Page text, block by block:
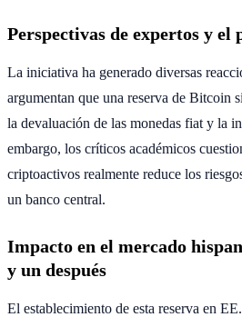
Perspectivas de expertos y
La iniciativa ha generado diversas
argumentan que una reserva de Bitcoin
la devaluación de las monedas fiat y la
embargo, los críticos académicos
criptoactivos realmente reduce los
un banco central.
Impacto en el mercado
y un después
El establecimiento de esta reserva en